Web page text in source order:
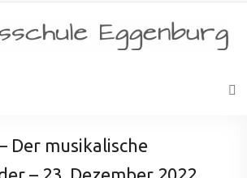
Der musikalische